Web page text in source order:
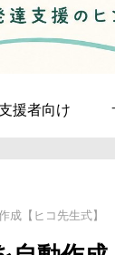
援者向け
成【ヒコ先生式】